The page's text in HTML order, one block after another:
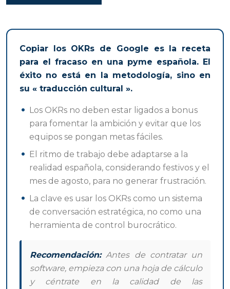
Copiar los OKRs de Google es la receta
para el fracaso en una pyme española. El
éxito no está en la metodología, sino en
su « traducción cultural ».
Los OKRs no deben estar ligados a bonus
para fomentar la ambición y evitar que los
equipos se pongan metas fáciles.
El ritmo de trabajo debe adaptarse a la
realidad española, considerando festivos y el
mes de agosto, para no generar frustración.
La clave es usar los OKRs como un sistema
de conversación estratégica, no como una
herramienta de control burocrático.
Recomendación:Antes de contratar un
software, empieza con una hoja de cálculo
y céntrate en la calidad de las